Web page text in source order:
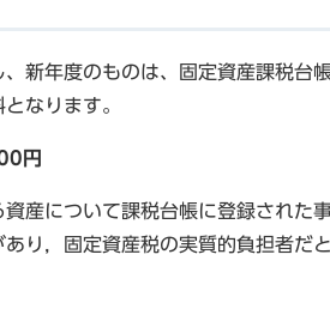
新年度のものは、固定資産課税台
なります。
円
産について課税台帳に登録された
り，固定資産税の実質的負担者だ